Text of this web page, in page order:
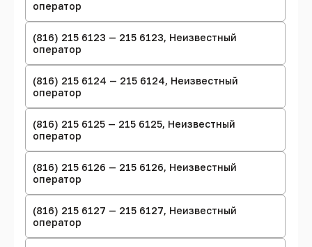
оператор
(816) 215 6123 — 215 6123, Неизвестный
оператор
(816) 215 6124 — 215 6124, Неизвестный
оператор
(816) 215 6125 — 215 6125, Неизвестный
оператор
(816) 215 6126 — 215 6126, Неизвестный
оператор
(816) 215 6127 — 215 6127, Неизвестный
оператор